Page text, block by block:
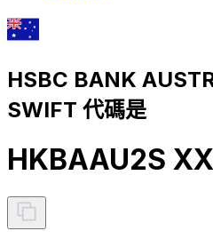
HSBC BANK
SWIFT 代碼是
HKBAAU2S